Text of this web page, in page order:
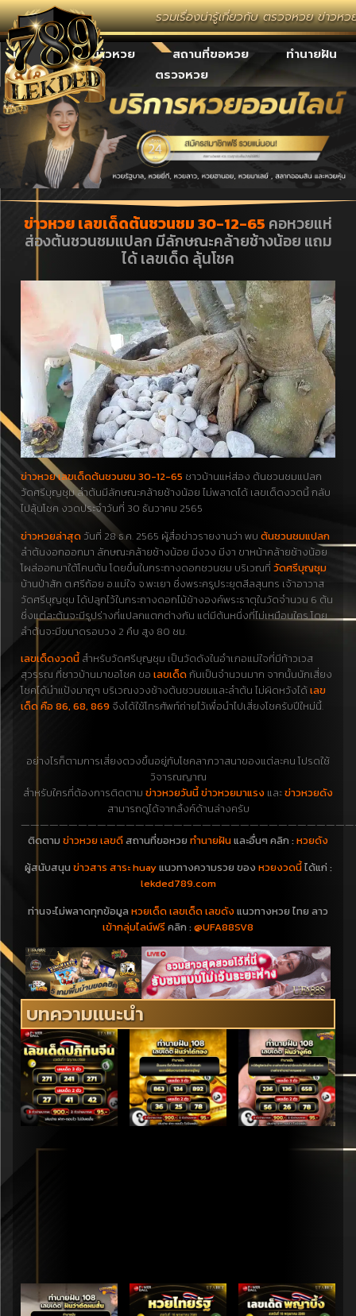
รวมเรื่องน่ารู้เกี่ยวกับ ตรวจหวย ข่าวหวย
เลขเด็ด ข่าวหวย สถานที่ขอหวย
ทำนายฝัน
ตรวจหวย
ข่าวหวย เลขเด็ดต้นชวนชม 30-12-65 คอหวยแห่
ส่องต้นชวนชมแปลก มีลักษณะคล้ายช้างน้อย แถม
ได้ เลขเด็ด ลุ้นโชค
ข่าวหวย เลขเด็ดต้นชวนชม 30-12-65 ชาวบ้านแห่ส่อง ต้นชวนชมแปลก
วัดศรีบุญชุม ลำต้นมีลักษณะคล้ายช้างน้อย ไม่พลาดได้ เลขเด็ดงวดนี้ กลับ
ไปลุ้นโชค งวดประจำวันที่ 30 ธันวาคม 2565
ข่าวหวยล่าสุด วันที่ 28 ธ.ค. 2565 ผู้สื่อข่าวรายงานว่า พบ ต้นชวนชมแปลก
ลำต้นงอกออกมา ลักษณะคล้ายช้างน้อย มีงวง มีงา ขาหน้าคล้ายช้างน้อย
โผล่ออกมาใต้โคนต้น โดยขึ้นในกระถางดอกชวนชม บริเวณที่ วัดศรีบุญชุม
บ้านป่าสัก ต.ศรีถ้อย อ.แม่ใจ จ.พะเยา ชึ่งพระครูประยุตสีลสุนทร เจ้าอาวาส
วัดศรีบุญชุม ได้ปลูกไว้ในกระถางดอกไม้ข้างองค์พระธาตุในวัดจำนวน 6 ต้น
ชึ่งแต่ละต้นจะมีรูปร่างที่แปลกแตกต่างกัน แต่มีต้นหนึ่งที่ไม่เหมือนใคร โดย
ลำต้นจะมีขนาดรอบวง 2 คืบ สูง 80 ชม.
เลขเด็ดงวดนี้ สำหรับวัดศรีบุญชุม เป็นวัดดังในอำเภอแม่ใจที่มีท้าวเวส
สุวรรณ ที่ชาวบ้านมาขอโชค ขอ เลขเด็ดกันเป็นจำนวนมาก จากนั้นนักเสี่ยง
โชคได้นำแป้งมาถูๆ บริเวณงวงช้างต้นชวนชมและลำต้น ไม่ผิดหวังได้เลข
เด็ด คือ 86, 68, 869 จึงได้ใช้โทรศัพท์ถ่ายไว้เพื่อนำไปเสี่ยงโชครับปีใหม่นี้.
อย่างไรก็ตามการเสี่ยงดวงขึ้นอยู่กับโชคลาภวาสนาของแต่ละคน โปรดใช้
วิจารณญาณ
สำหรับใครที่ต้องการติดตาม ข่าวหวยวันนี้ ข่าวหวยมาแรง และข่าวหวยดัง
สามารถดูได้จากลิ้งค์ด้านล่างครับ
ติดตาม ข่าวหวย เลขดีสถานที่ขอหวย ทำนายฝันและอื่นๆ คลิก : หวยดัง
ผู้สนับสนุน ข่าวสาร สาระ huayแนวทางความรวย ของ หวยงวดนี้ได้แก่ :
lekded789.com
ท่านจะไม่พลาดทุกข้อมูล หวยเด็ด เลขเด็ด เลขดังแนวทางหวย ไทย ลาว
เข้ากลุ่มไลน์ฟรีคลิก : @UFA88SV8
บทความแนะนำ